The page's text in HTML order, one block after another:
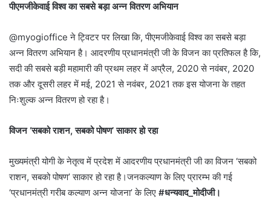
पीएमजीकेवाई विश्व का सबसे बड़ा अन्न वितरण अभियान
@myogioffice ने ट्विटर पर लिखा कि, पीएमजीकेवाई विश्व का सबसे बड़ा
अन्न वितरण अभियान है। आदरणीय प्रधानमंत्री जी के विजन का प्रतिफल है कि,
सदी की सबसे बड़ी महामारी की प्रथम लहर में अप्रैल, 2020 से नवंबर, 2020
तक और दूसरी लहर में मई, 2021 से नवंबर, 2021 तक इस योजना के तहत
निःशुल्क अन्न वितरण हो रहा है।
विजन ‘सबको राशन, सबको पोषण’ साकार हो रहा
मुख्यमंत्री योगी के नेतृत्व में प्रदेश में आदरणीय प्रधानमंत्री जी का विजन ‘सबको
राशन, सबको पोषण’ साकार हो रहा है।जनकल्याण के लिए प्रारम्भ की गई
‘प्रधानमंत्री गरीब कल्याण अन्न योजना’ के लिए #धन्यवाद_मोदीजी।